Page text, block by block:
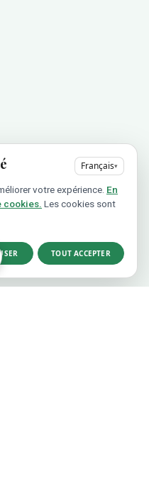
Français▾
votre expérience. En
cookies. Les cookies sont
TOUT ACCEPTER